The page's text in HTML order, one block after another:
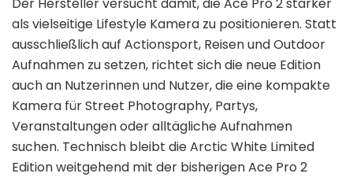
als vielseitige Lifestyle Kamera zu positionieren. Statt
ausschließlich auf Actionsport, Reisen und Outdoor
Aufnahmen zu setzen, richtet sich die neue Edition
auch an Nutzerinnen und Nutzer, die eine kompakte
Kamera für Street Photography, Partys,
Veranstaltungen oder alltägliche Aufnahmen
suchen. Technisch bleibt die Arctic White Limited
Edition weitgehend mit der bisherigen Ace Pro 2